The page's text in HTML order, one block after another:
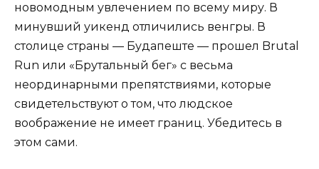
новомодным увлечением по всему миру. В
минувший уикенд отличились венгры. В
столице страны — Будапеште — прошел Brutal
Run или «Брутальный бег» с весьма
неординарными препятствиями, которые
свидетельствуют о том, что людское
воображение не имеет границ. Убедитесь в
этом сами.